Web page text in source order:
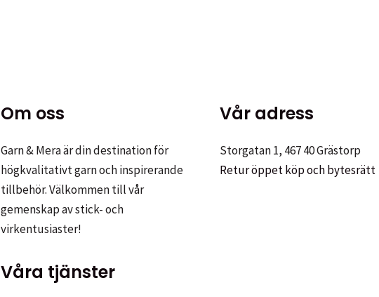
Om oss
Garn & Mera är din destination för
högkvalitativt garn och inspirerande
tillbehör. Välkommen till vår
gemenskap av stick- och
virkentusiaster!
Våra tjänster
Vår adress
Storgatan 1, 467 40 Grästorp
Retur öppet köp och bytesrätt